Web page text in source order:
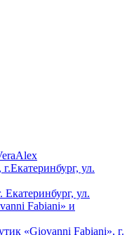
ул.
ул.
Fabiani» и
«Giovanni Fabiani», г.